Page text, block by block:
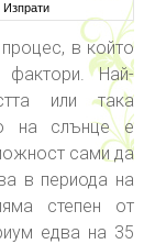
Изпрати
в който
фактори. Най-
или така
на слънце е
сами да
в периода на
степен от
едва на 35